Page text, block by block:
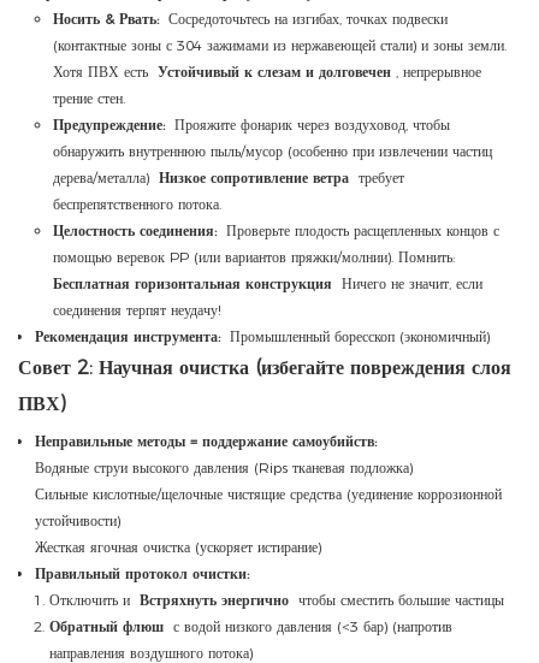
Носить & Рвать: Сосредоточьтесь на изгибах, точках подвески
(контактные зоны с 304 зажимами из нержавеющей стали) и зоны земли.
Хотя ПВХ есть Устойчивый к слезам и долговечен
, непрерывное
трение стен.
Предупреждение: Прояжите фонарик через воздуховод, чтобы
обнаружить внутреннюю пыль/мусор (особенно при извлечении частиц
дерева/металла) Низкое сопротивление ветра требует
беспрепятственного потока.
Целостность соединения: Проверьте плодость расщепленных концов с
помощью веревок PP (или вариантов пряжки/молнии). Помнить:
Бесплатная горизонтальная конструкция Ничего не значит, если
соединения терпят неудачу!
Рекомендация инструмента: Промышленный боресскоп (экономичный)
Совет 2: Научная очистка (избегайте повреждения слоя
ПВХ)
Неправильные методы = поддержание самоубийств:
Водяные струи высокого давления (Rips тканевая подложка)
Сильные кислотные/щелочные чистящие средства (уединение коррозионной
устойчивости)
Жесткая ягочная очистка (ускоряет истирание)
Правильный протокол очистки:
Отключить и Встряхнуть энергично чтобы сместить большие частицы
Обратный флюш с водой низкого давления (<3 бар) (напротив
направления воздушного потока)